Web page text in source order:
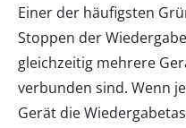
Einer der häufigsten
Stoppen der
gleichzeitig mehrere
verbunden sind. Wenn
Gerät die